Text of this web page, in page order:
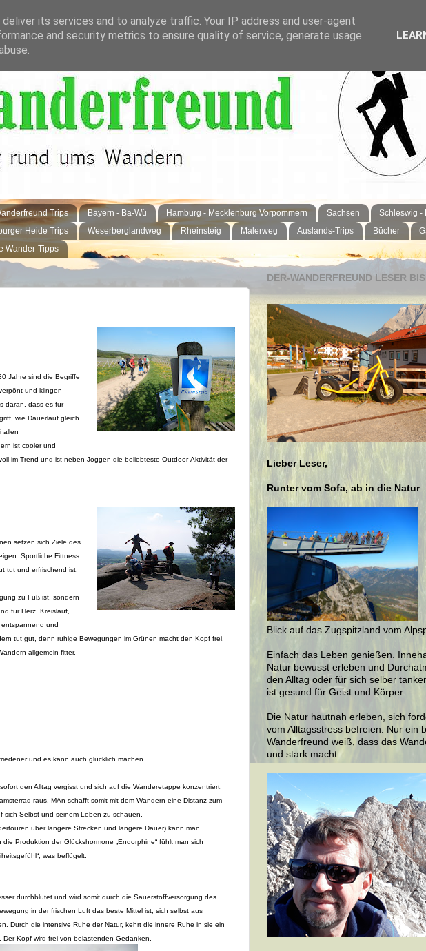
Trips Bayern - Ba-Wü Hamburg - Mecklenburg Vorpommern Sachsen
Schleswig -
Heide Trips Weserberglandweg Rheinsteig Malerweg Auslands-Trips Bücher
Wander-Tipps
Jahre sind die Begriffe
verpönt und klingen
daran, dass es für
wie Dauerlauf gleich
allen
ist cooler und
im Trend und ist neben Joggen die beliebteste Outdoor-Aktivität der
setzen sich Ziele des
Sportliche Fittness.
tut und erfrischend ist.
zu Fuß ist, sondern
für Herz, Kreislauf,
entspannend und
tut gut, denn ruhige Bewegungen im Grünen macht den Kopf frei,
allgemein fitter,
und es kann auch glücklich machen.
den Alltag vergisst und sich auf die Wanderetappe konzentriert.
raus. MAn schafft somit mit dem Wandern eine Distanz zum
Selbst und seinem Leben zu schauen.
über längere Strecken und längere Dauer) kann man
Produktion der Glückshormone „Endorphine“ fühlt man sich
was beflügelt.
durchblutet und wird somit durch die Sauerstoffversorgung des
in der frischen Luft das beste Mittel ist, sich selbst aus
Durch die intensive Ruhe der Natur, kehrt die innere Ruhe in sie ein
Kopf wird frei von belastenden Gedanken.
DER-WANDERFREUND LESER
Lieber Leser,
Runter vom Sofa, ab in die Natur
Blick auf das Zugspitzland vom
Einfach das Leben genießen.
Natur bewusst erleben und
den Alltag oder für sich selber
ist gesund für Geist und Körper.
Die Natur hautnah erleben, sich
vom Alltagsstress befreien. Nur ein
Wanderfreund weiß, dass das
und stark macht.
its services and to analyze traffic. Your IP address and user-agent
and security metrics to ensure quality of service, generate usage